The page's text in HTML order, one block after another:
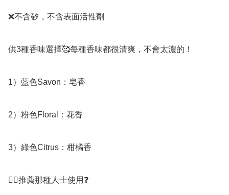
❌不含矽，不含表面活性劑
供3種香味選擇🥰每種香味都很清爽，不會太濃的！
1）藍色Savon：皂香
2）粉色Floral：花香
3）綠色Citrus：柑橘香
👇🏻推薦那種人士使用❓